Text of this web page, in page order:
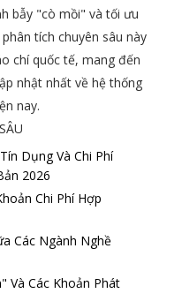
bẫy "cò mồi" và tối ưu
tích chuyên sâu này
chí quốc tế, mang đến
nhật nhất về hệ thống
nay.
Dụng Và Chi Phí
2026
Chi Phí Hợp
Các Ngành Nghề
Và Các Khoản Phát